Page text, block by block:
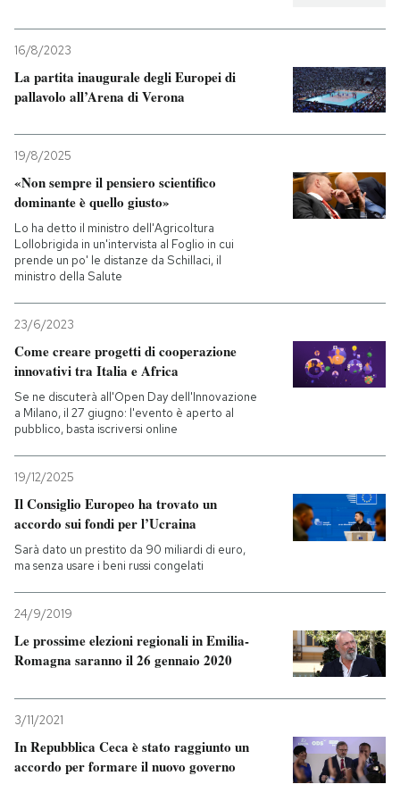
16/8/2023
La partita inaugurale degli Europei di
pallavolo all’Arena di Verona
19/8/2025
«Non sempre il pensiero scientifico
dominante è quello giusto»
Lo ha detto il ministro dell'Agricoltura
Lollobrigida in un'intervista al Foglio in cui
prende un po' le distanze da Schillaci, il
ministro della Salute
23/6/2023
Come creare progetti di cooperazione
innovativi tra Italia e Africa
Se ne discuterà all'Open Day dell'Innovazione
a Milano, il 27 giugno: l'evento è aperto al
pubblico, basta iscriversi online
19/12/2025
Il Consiglio Europeo ha trovato un
accordo sui fondi per l’Ucraina
Sarà dato un prestito da 90 miliardi di euro,
ma senza usare i beni russi congelati
24/9/2019
Le prossime elezioni regionali in Emilia-
Romagna saranno il 26 gennaio 2020
3/11/2021
In Repubblica Ceca è stato raggiunto un
accordo per formare il nuovo governo